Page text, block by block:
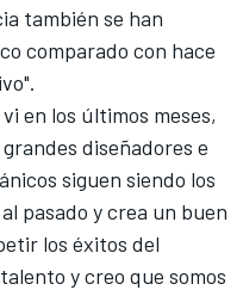
también se han
comparado con hace
en los últimos meses,
diseñadores e
siguen siendo los
pasado y crea un buen
los éxitos del
y creo que somos